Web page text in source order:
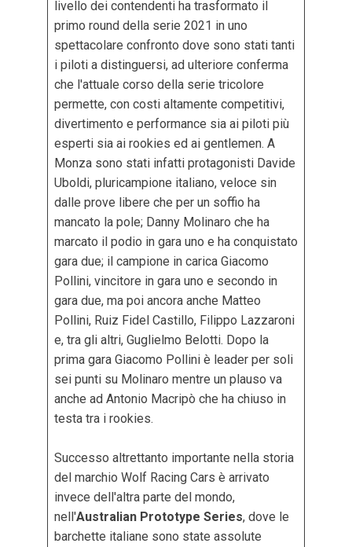
livello dei contendenti ha trasformato il
primo round della serie 2021 in uno
spettacolare confronto dove sono stati tanti
i piloti a distinguersi, ad ulteriore conferma
che l'attuale corso della serie tricolore
permette, con costi altamente competitivi,
divertimento e performance sia ai piloti più
esperti sia ai rookies ed ai gentlemen. A
Monza sono stati infatti protagonisti Davide
Uboldi, pluricampione italiano, veloce sin
dalle prove libere che per un soffio ha
mancato la pole; Danny Molinaro che ha
marcato il podio in gara uno e ha conquistato
gara due; il campione in carica Giacomo
Pollini, vincitore in gara uno e secondo in
gara due, ma poi ancora anche Matteo
Pollini, Ruiz Fidel Castillo, Filippo Lazzaroni
e, tra gli altri, Guglielmo Belotti. Dopo la
prima gara Giacomo Pollini è leader per soli
sei punti su Molinaro mentre un plauso va
anche ad Antonio Macripò che ha chiuso in
testa tra i rookies.
Successo altrettanto importante nella storia
del marchio Wolf Racing Cars è arrivato
invece dell'altra parte del mondo,
nell'Australian Prototype Series, dove le
barchette italiane sono state assolute